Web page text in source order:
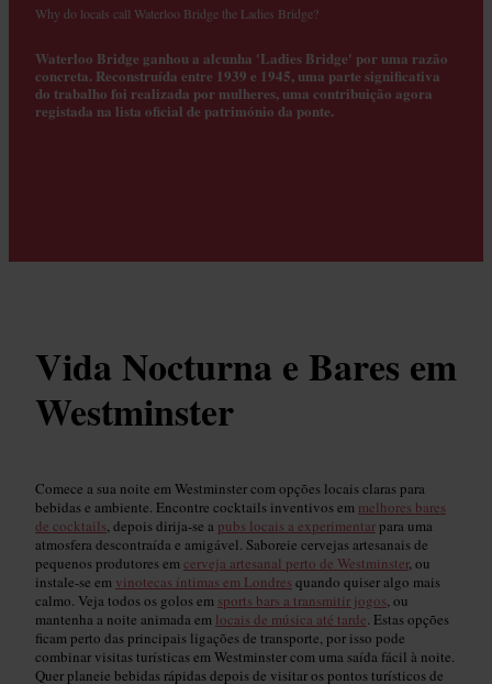
Why do locals call Waterloo Bridge the Ladies Bridge?
Waterloo Bridge ganhou a alcunha 'Ladies Bridge' por uma razão
concreta. Reconstruída entre 1939 e 1945, uma parte significativa
do trabalho foi realizada por mulheres, uma contribuição agora
registada na lista oficial de património da ponte.
Vida Nocturna e Bares em
Westminster
Comece a sua noite em Westminster com opções locais claras para
bebidas e ambiente. Encontre cocktails inventivos em melhores bares
de cocktails, depois dirija-se a pubs locais a experimentar para uma
atmosfera descontraída e amigável. Saboreie cervejas artesanais de
pequenos produtores emcerveja artesanal perto de Westminster, ou
instale-se em vinotecas íntimas em Londres quando quiser algo mais
calmo. Veja todos os golos em sports bars a transmitir jogos, ou
mantenha a noite animada em locais de música até tarde. Estas opções
ficam perto das principais ligações de transporte, por isso pode
combinar visitas turísticas em Westminster com uma saída fácil à noite.
Quer planeie bebidas rápidas depois de visitar os pontos turísticos de